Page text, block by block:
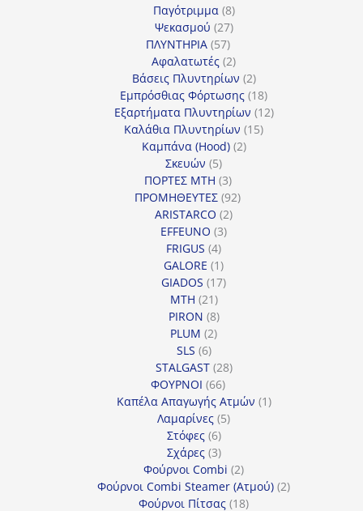
προϊόντα
Παγότριμμα 88
προϊόντα
Ψεκασμού 2727
προϊόντα
ΠΛΥΝΤΗΡΙΑ 5757
προϊόντα
Αφαλατωτές 22
προϊόντα
Βάσεις Πλυντηρίων 22
προϊόντα
Εμπρόσθιας Φόρτωσης 1818
προϊόντα
Εξαρτήματα Πλυντηρίων 1212
Καλάθια Πλυντηρίων 1515
Καμπάνα (Hood) 22
Σκευών 55
προϊόντα
ΠΟΡΤΕΣ MTH 33
προϊόντα
ΠΡΟΜΗΘΕΥΤΕΣ 9292
ARISTARCO 22
EFFEUNO 33
FRIGUS 44
προϊόντα
GALORE 11
προϊόν
GIADOS 1717
MTH 2121
προϊόντα
PIRON 88
προϊόντα
PLUM 22
SLS 66
προϊόντα
STALGAST 2828
ΦΟΥΡΝΟΙ 6666
προϊόντα
Καπέλα Απαγωγής Ατμών 11
Λαμαρίνες 55
Στόφες 66
προϊόντα
Σχάρες 33
προϊόντα
Φούρνοι Combi 22
προϊόντα
Φούρνοι Combi Steamer (Ατμού) 22
Φούρνοι Πίτσας 1818